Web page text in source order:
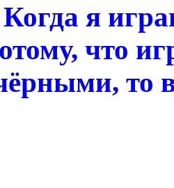
Когда я
что
то